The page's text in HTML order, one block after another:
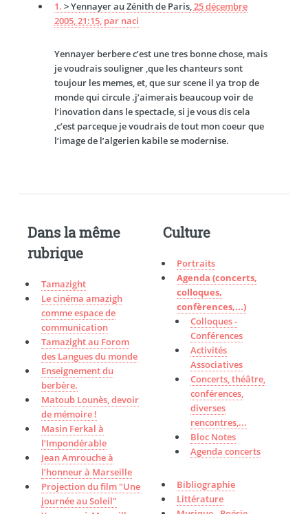
1. > Yennayer au Zénith de Paris,25 décembre
2005, 21:15, par naci
Yennayer berbere c’est une tres bonne chose, mais
je voudrais souligner ,que les chanteurs sont
toujour les memes, et, que sur scene il ya trop de
monde qui circule .j’aimerais beaucoup voir de
l’inovation dans le spectacle, si je vous dis cela
,c’est parceque je voudrais de tout mon coeur que
l’image de l’algerien kabile se modernise.
Dans la même
rubrique
Tamazight
Le cinéma amazigh
comme espace de
communication
Tamazight au Forom
des Langues du monde
Enseignement du
berbère.
Matoub Lounès, devoir
de mémoire !
Masin Ferkal à
l’Impondérable
Jean Amrouche à
l’honneur à Marseille
Projection du film "Une
journée au Soleil"
Culture
Portraits
Agenda (concerts,
colloques,
confèrences,...)
Colloques -
Conférences
Activités
Associatives
Concerts, théâtre,
conférences,
diverses
rencontres,...
Bloc Notes
Agenda concerts
Bibliographie
Littérature